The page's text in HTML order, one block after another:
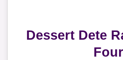
Dessert Dete
Four